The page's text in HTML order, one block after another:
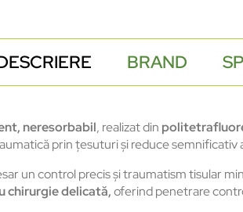
BRAND
neresorbabil, realizat din
prin țesuturi și reduce
un control precis și traumatism tisular
chirurgie delicată,oferind penetrare